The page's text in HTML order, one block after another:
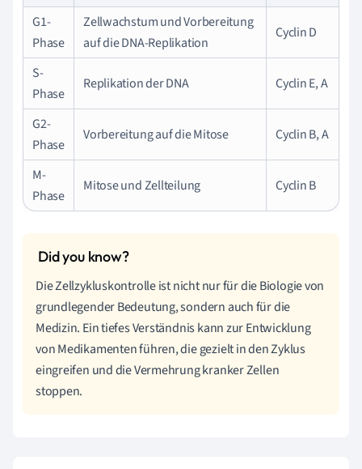
G1-
Phase
Zellwachstum und Vorbereitung
auf die DNA-Replikation
Cyclin D
S-
Phase
Replikation der DNA Cyclin E, A
G2-
Phase
Vorbereitung auf die Mitose Cyclin B, A
M-
Phase
Mitose und Zellteilung Cyclin B
Die Zellzykluskontrolle ist nicht nur für die Biologie von
grundlegender Bedeutung, sondern auch für die
Medizin. Ein tiefes Verständnis kann zur Entwicklung
von Medikamenten führen, die gezielt in den Zyklus
eingreifen und die Vermehrung kranker Zellen
stoppen.